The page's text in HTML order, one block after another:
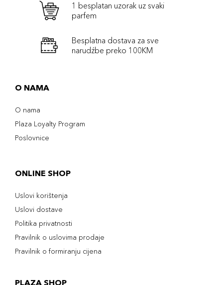
1 besplatan uzorak uz svaki
parfem
Besplatna dostava za sve
narudźbe preko 100KM
O NAMA
O nama
Plaza Loyalty Program
Poslovnice
ONLINE SHOP
Uslovi korištenja
Uslovi dostave
Politika privatnosti
Pravilnik o uslovima prodaje
Pravilnik o formiranju cijena
PLAZA SHOP